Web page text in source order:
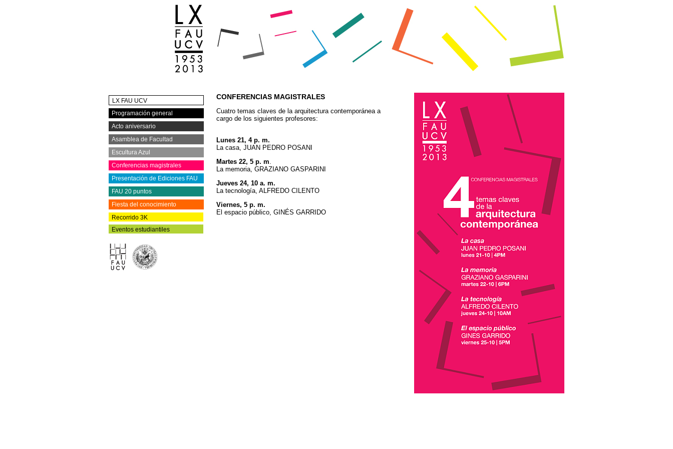
LX FAU UCV
Programación general
Acto aniversario
Asamblea de Facultad
Escultura Azul
Conferencias magistrales
Presentación de Ediciones FAU
FAU 20 puntos
Fiesta del conocimiento
Recorrido 3K
Eventos estudiantiles
CONFERENCIAS MAGISTRALES
Cuatro temas claves de la arquitectura contemporánea a
cargo de los siguientes profesores:
Lunes 21, 4 p. m.
La casa, JUAN PEDRO POSANI
Martes 22, 5 p. m.
La memoria, GRAZIANO GASPARINI
Jueves 24, 10 a. m.
La tecnología, ALFREDO CILENTO
Viernes, 5 p. m.
El espacio público, GINÉS GARRIDO